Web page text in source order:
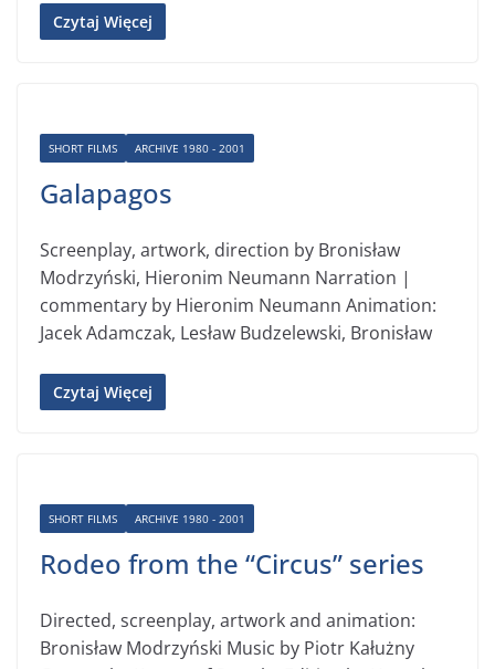
Czytaj Więcej
SHORT FILMS ARCHIVE 1980 - 2001
Galapagos
Screenplay, artwork, direction by Bronisław
Modrzyński, Hieronim Neumann Narration |
commentary by Hieronim Neumann Animation:
Jacek Adamczak, Lesław Budzelewski, Bronisław
Czytaj Więcej
SHORT FILMS ARCHIVE 1980 - 2001
Rodeo from the “Circus” series
Directed, screenplay, artwork and animation:
Bronisław Modrzyński Music by Piotr Kałużny